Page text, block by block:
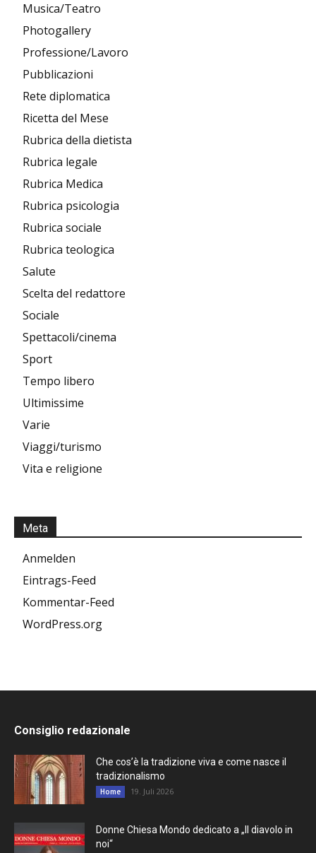
Musica/Teatro
Photogallery
Professione/Lavoro
Pubblicazioni
Rete diplomatica
Ricetta del Mese
Rubrica della dietista
Rubrica legale
Rubrica Medica
Rubrica psicologia
Rubrica sociale
Rubrica teologica
Salute
Scelta del redattore
Sociale
Spettacoli/cinema
Sport
Tempo libero
Ultimissime
Varie
Viaggi/turismo
Vita e religione
Meta
Anmelden
Eintrags-Feed
Kommentar-Feed
WordPress.org
Consiglio redazionale
Che cos’è la tradizione viva e come nasce il
tradizionalismo
Home 19. Juli 2026
Donne Chiesa Mondo dedicato a „Il diavolo in
noi“